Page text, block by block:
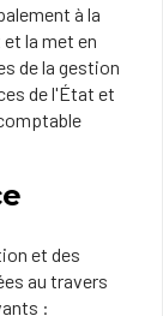
à la
la met en
de la gestion
de l'État et
et des
au travers
: